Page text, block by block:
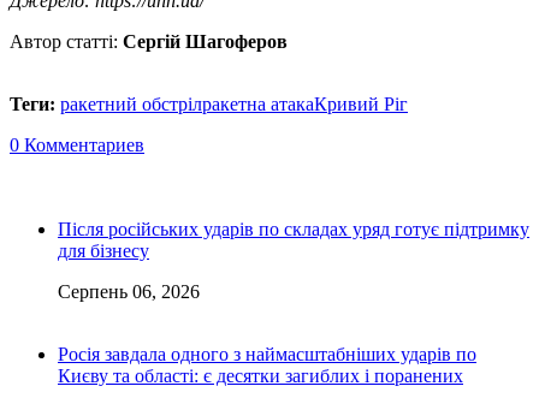
Автор статті: Сергій Шагоферов
Теги: ракетний обстрілракетна атакаКривий Ріг
0 Комментариев
Після російських ударів по складах уряд готує підтримку
для бізнесу
Серпень 06, 2026
Росія завдала одного з наймасштабніших ударів по
Києву та області: є десятки загиблих і поранених